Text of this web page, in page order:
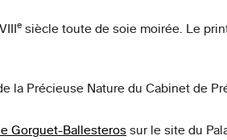
e siècle toute de soie moirée. Le
la Précieuse Nature du Cabinet de
Gorguet-Ballesteros sur le site du